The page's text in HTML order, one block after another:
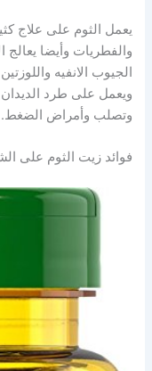
يعمل الثوم على علاج
والفطريات وأيضا يعالج
الجيوب الانفيه
ويعمل على طرد
وتصلب وأمراض الضغط.
فوائد زيت الثوم على